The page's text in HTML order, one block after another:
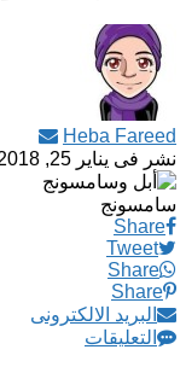
Heba Fareed
نشر فى يناير 25, 2018
سامسونج
Share
Tweet
Share
Share
البريد الالكترونى
التعليقات